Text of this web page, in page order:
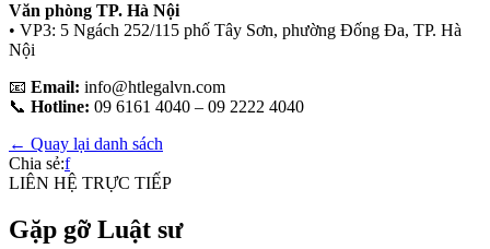
Văn phòng TP. Hà Nội
• VP3: 5 Ngách 252/115 phố Tây Sơn, phường Đống Đa, TP. Hà
Nội
📧 Email: info@htlegalvn.com
📞 Hotline: 09 6161 4040 – 09 2222 4040
← Quay lại danh sách
Chia sẻ:f
LIÊN HỆ TRỰC TIẾP
Gặp gỡ Luật sư